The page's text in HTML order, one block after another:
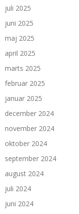
juli 2025
juni 2025
maj 2025
april 2025
marts 2025
februar 2025
januar 2025
december 2024
november 2024
oktober 2024
september 2024
august 2024
juli 2024
juni 2024